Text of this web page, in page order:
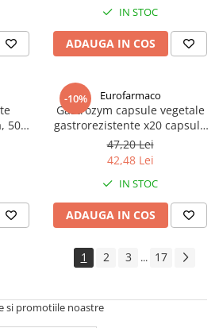
IN STOC
ADAUGA IN COS
50g
-10% Eurofarmaco
Gastrozym capsule vegetale
gastrorezistente x20 capsule
Zephyr Labs
47,20 Lei
42,48 Lei
IN STOC
ADAUGA IN COS
1 2 3 ... 17
si promotiile noastre